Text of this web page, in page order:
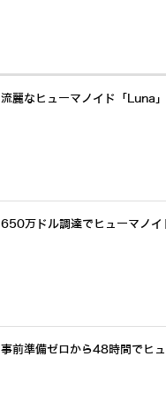
流麗なヒューマノイド「Luna
650万ドル調達でヒューマノ
事前準備ゼロから48時間でヒ